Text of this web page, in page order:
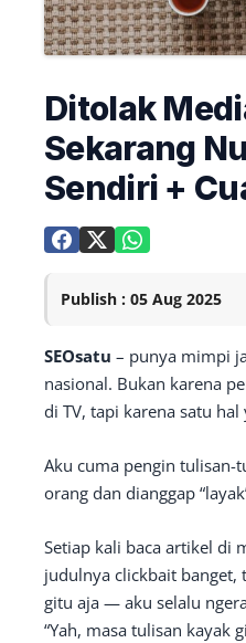
Ditolak
Sekarang
Sendiri +
Publish : 05 Aug 2025
SEOsatu – punya mimpi
nasional. Bukan karena
di TV, tapi karena satu hal
Aku cuma pengin tulisan-
orang dan dianggap
Setiap kali baca artikel di
judulnya clickbait banget,
gitu aja — aku selalu
“Yah, masa tulisan kayak